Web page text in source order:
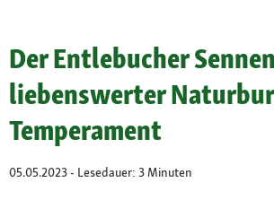
Der Entlebucher
liebenswerter
Temperament
05.05.2023 - Lesedauer: 3 Minuten